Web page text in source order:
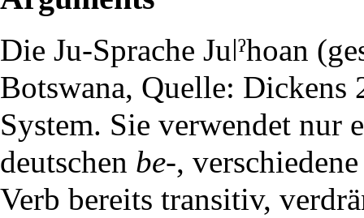
Die Ju-Sprache Juǀˀhoan
Botswana, Quelle: Dickens
System. Sie verwendet
deutschen be-,
Verb bereits transitiv,